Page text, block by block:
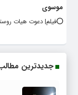
موسوی
⭕️فیلم| دعوت هیات
جدیدترین